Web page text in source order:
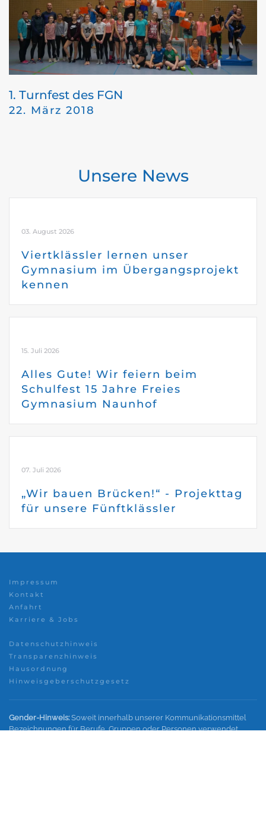
1. Turnfest des FGN
22. März 2018
Unsere News
03. August 2026
Viertklässler lernen unser
Gymnasium im Übergangsprojekt
kennen
15. Juli 2026
Alles Gute! Wir feiern beim
Schulfest 15 Jahre Freies
Gymnasium Naunhof
07. Juli 2026
„Wir bauen Brücken!“ - Projekttag
für unsere Fünftklässler
Impressum
Kontakt
Anfahrt
Karriere & Jobs
Datenschutzhinweis
Transparenzhinweis
Hausordnung
Hinweisgeberschutzgesetz
Gender-Hinweis: Soweit innerhalb unserer Kommunikationsmittel
Bezeichnungen für Berufe, Gruppen oder Personen verwendet